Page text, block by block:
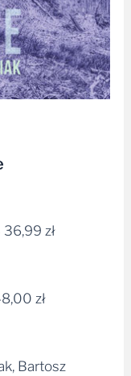
36,99zł
zł
Bartosz